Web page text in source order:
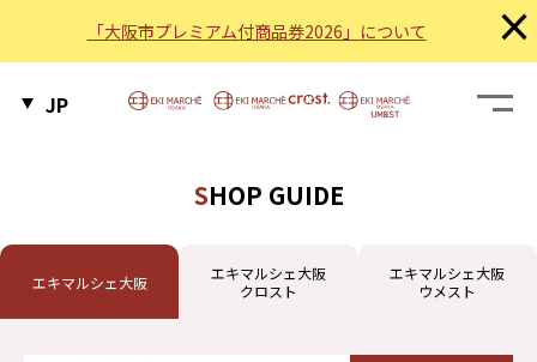
「大阪市プレミアム付商品券2026」について ×
JP
SHOP GUIDE
エキマルシェ大阪
エキマルシェ大阪
クロスト
エキマルシェ大阪
ウメスト